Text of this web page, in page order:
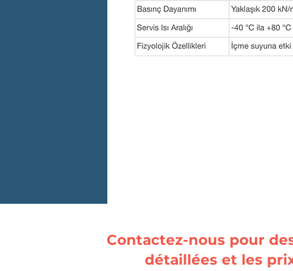
Contactez-nous pour
détaillées et les